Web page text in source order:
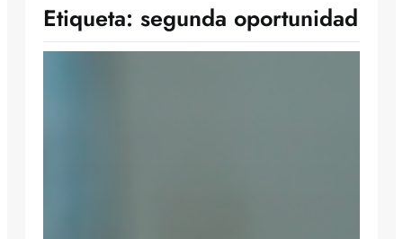
Etiqueta: segunda oportunidad